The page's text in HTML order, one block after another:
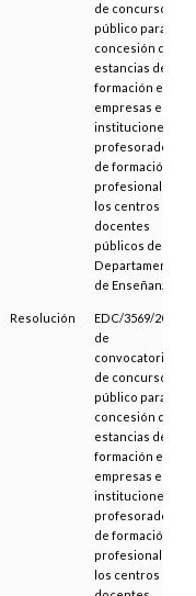
de concurso
público para la
concesión de
estancias de
formación en
empresas e
instituciones al
profesorado
de formación
profesional de
los centros
docentes
públicos del
Departamento
de Enseñanza
Resolución
EDC/3569/2005,
de
convocatoria
de concurso
público para la
concesión de
estancias de
formación en
empresas e
instituciones al
profesorado
de formación
profesional de
los centros